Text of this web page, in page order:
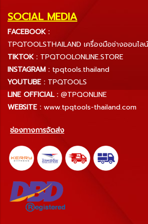
SOCIAL MEDIA
FACEBOOK :
TPQTOOLSTHAILAND เครื่องมือช่างออนไลน์
TIKTOK : TPQTOOLONLINE.STORE
INSTAGRAM : tpqtools.thailand
YOUTUBE : TPQTOOLS
LINE OFFICIAL : @TPQONLINE
WEBSITE : www.tpqtools-thailand.com
ช่องทางการจัดส่ง